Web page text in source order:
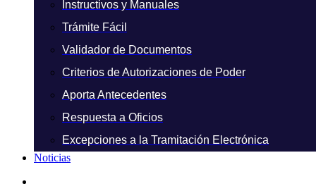
Instructivos y Manuales
Trámite Fácil
Validador de Documentos
Criterios de Autorizaciones de Poder
Aporta Antecedentes
Respuesta a Oficios
Excepciones a la Tramitación Electrónica
Noticias